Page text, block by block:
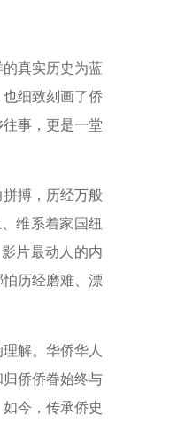
真实历史为蓝
细致刻画了侨
事，更是一堂
搏，历经万般
维系着家国纽
片最动人的内
历经磨难、漂
解。华侨华人
侨侨眷始终与
今，传承侨史